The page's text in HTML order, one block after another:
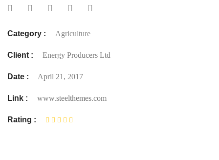
Category : Agriculture
Client : Energy Producers Ltd
Date : April 21, 2017
Link : www.steelthemes.com
Rating :